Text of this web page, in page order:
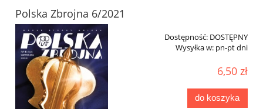
Polska Zbrojna 6/2021
Dostępność: DOSTĘPNY
Wysyłka w: pn-pt dni
6,50 zł
do koszyka